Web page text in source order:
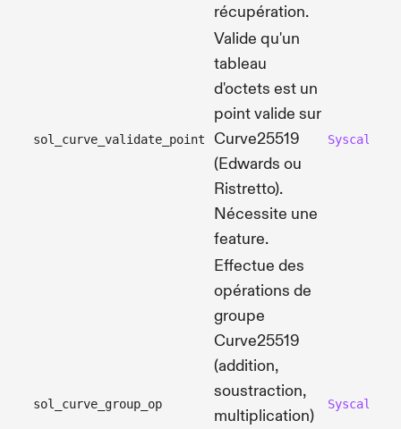
récupération.
sol_curve_validate_point
Valide qu'un
tableau
d'octets est un
point valide sur
Curve25519
(Edwards ou
Ristretto).
Nécessite une
feature.
sol_curve_group_op
Effectue des
opérations de
groupe
Curve25519
(addition,
soustraction,
multiplication)